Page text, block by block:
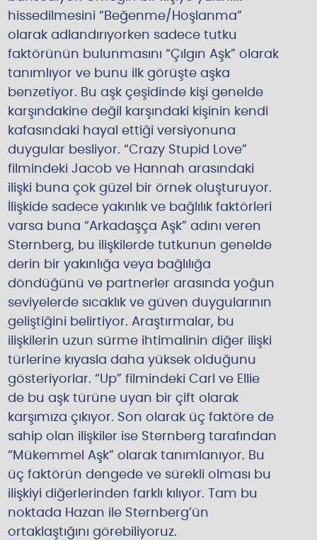
hissedilmesini “Beğenme/Hoşlanma”
olarak adlandırıyorken sadece tutku
faktörünün bulunmasını “Çılgın Aşk” olarak
tanımlıyor ve bunu ilk görüşte aşka
benzetiyor. Bu aşk çeşidinde kişi genelde
karşındakine değil karşındaki kişinin kendi
kafasındaki hayal ettiği versiyonuna
duygular besliyor. “Crazy Stupid Love”
filmindeki Jacob ve Hannah arasındaki
ilişki buna çok güzel bir örnek oluşturuyor.
İlişkide sadece yakınlık ve bağlılık faktörleri
varsa buna “Arkadaşça Aşk” adını veren
Sternberg, bu ilişkilerde tutkunun genelde
derin bir yakınlığa veya bağlılığa
döndüğünü ve partnerler arasında yoğun
seviyelerde sıcaklık ve güven duygularının
geliştiğini belirtiyor. Araştırmalar, bu
ilişkilerin uzun sürme ihtimalinin diğer ilişki
türlerine kıyasla daha yüksek olduğunu
gösteriyorlar. “Up” filmindeki Carl ve Ellie
de bu aşk türüne uyan bir çift olarak
karşımıza çıkıyor. Son olarak üç faktöre de
sahip olan ilişkiler ise Sternberg tarafından
“Mükemmel Aşk” olarak tanımlanıyor. Bu
üç faktörün dengede ve sürekli olması bu
ilişkiyi diğerlerinden farklı kılıyor. Tam bu
noktada Hazan ile Sternberg’ün
ortaklaştığını görebiliyoruz.